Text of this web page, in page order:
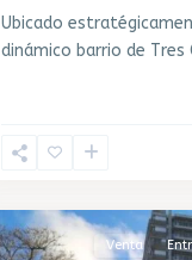
Ubicado
dinámico barrio de Tres
Malvin,
Venta